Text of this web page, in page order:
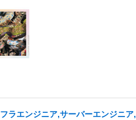
ラエンジニア,サーバーエンジニア,